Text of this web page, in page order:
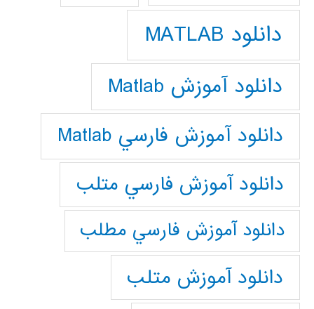
دانلود MATLAB
دانلود آموزش Matlab
دانلود آموزش فارسي Matlab
دانلود آموزش فارسي متلب
دانلود آموزش فارسي مطلب
دانلود آموزش متلب